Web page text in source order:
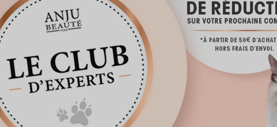
chat ou de votre chien est à adapter en fonction de
est en général recommandée pour les animaux
d’utiliser une lotion adaptée pour l’entretien.
toiletteur pour un nettoyage efficace des yeux :